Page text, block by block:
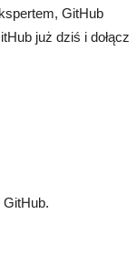
GitHub
już dziś i dołącz
GitHub.